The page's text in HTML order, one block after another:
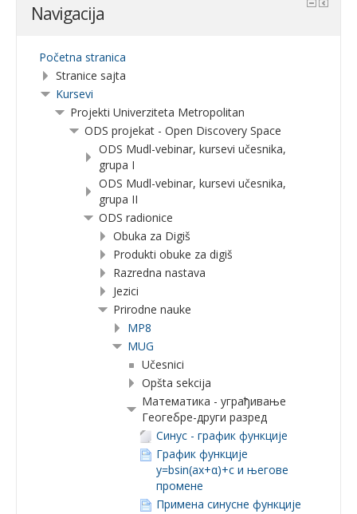
Navigacija
Početna stranica
Stranice sajta
Kursevi
Projekti Univerziteta Metropolitan
ODS projekat - Open Discovery Space
ODS Mudl-vebinar, kursevi učesnika,
grupa I
ODS Mudl-vebinar, kursevi učesnika,
grupa II
ODS radionice
Obuka za Digiš
Produkti obuke za digiš
Razredna nastava
Jezici
Prirodne nauke
MP8
MUG
Učesnici
Opšta sekcija
Математика - уграђивање
Геогебре-други разред
Синус - график функције
График функције
y=bsin(ax+α)+c и његове
промене
Примена синусне функције